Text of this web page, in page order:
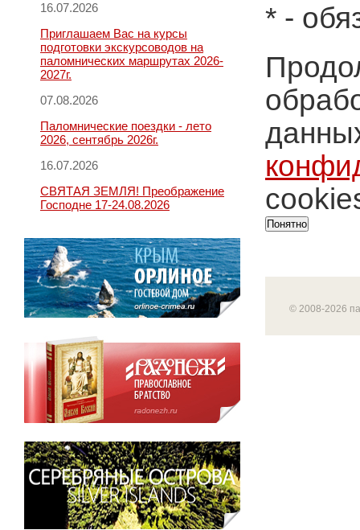
16.07.2026
Приглашаем Вас на курсы
подготовки экскурсоводов на
паломнических маршрутах 2026-
2027г.
07.08.2026
Паломнические поездки - лето
2026, сентябрь 2026г.
16.07.2026
СВЯТАЯ ЗЕМЛЯ! Преображение
Господне 17-24.08.2026
* -
Понятно
© 2008-2026